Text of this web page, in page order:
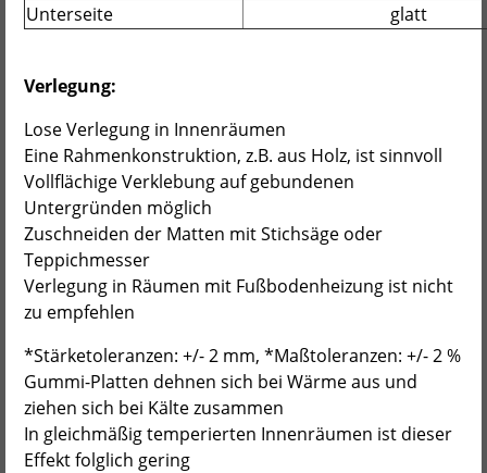
Unterseite
glatt
Verlegung:
Lose Verlegung in Innenräumen
Eine Rahmenkonstruktion, z.B. aus Holz, ist sinnvoll
Vollflächige Verklebung auf gebundenen
Untergründen möglich
Zuschneiden der Matten mit Stichsäge oder
Teppichmesser
Verlegung in Räumen mit Fußbodenheizung ist nicht
zu empfehlen
*Stärketoleranzen: +/- 2 mm, *Maßtoleranzen: +/- 2 %
Gummi-Platten dehnen sich bei Wärme aus und
ziehen sich bei Kälte zusammen
In gleichmäßig temperierten Innenräumen ist dieser
Effekt folglich gering